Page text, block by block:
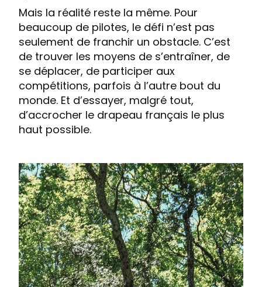
Mais la réalité reste la même. Pour
beaucoup de pilotes, le défi n’est pas
seulement de franchir un obstacle. C’est
de trouver les moyens de s’entraîner, de
se déplacer, de participer aux
compétitions, parfois à l’autre bout du
monde. Et d’essayer, malgré tout,
d’accrocher le drapeau français le plus
haut possible.